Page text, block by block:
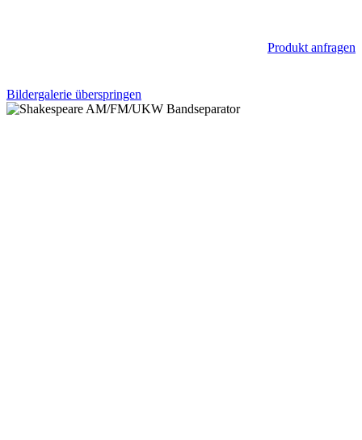
Produkt anfragen
Bildergalerie überspringen